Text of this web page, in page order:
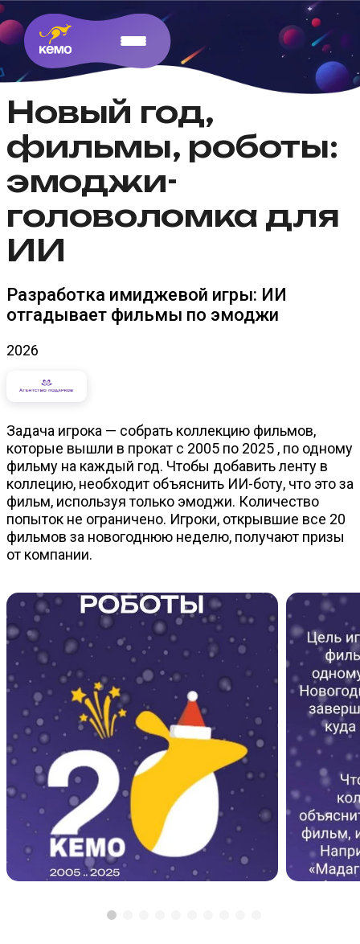
Новый год,
фильмы, роботы:
эмоджи-
головоломка для
ИИ
Разработка имиджевой игры: ИИ
отгадывает фильмы по эмоджи
2026
Задача игрока — собрать коллекцию фильмов,
которые вышли в прокат с 2005 по 2025 , по одному
фильму на каждый год. Чтобы добавить ленту в
коллецию, необходит объяснить ИИ-боту, что это за
фильм, используя только эмоджи. Количество
попыток не ограничено. Игроки, открывшие все 20
фильмов за новогоднюю неделю, получают призы
от компании.